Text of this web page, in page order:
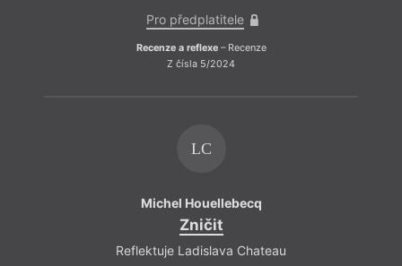
Pro předplatitele
Recenze a reflexe– Recenze
Z čísla 5/2024
LC
Michel Houellebecq
Zničit
Reflektuje Ladislava Chateau